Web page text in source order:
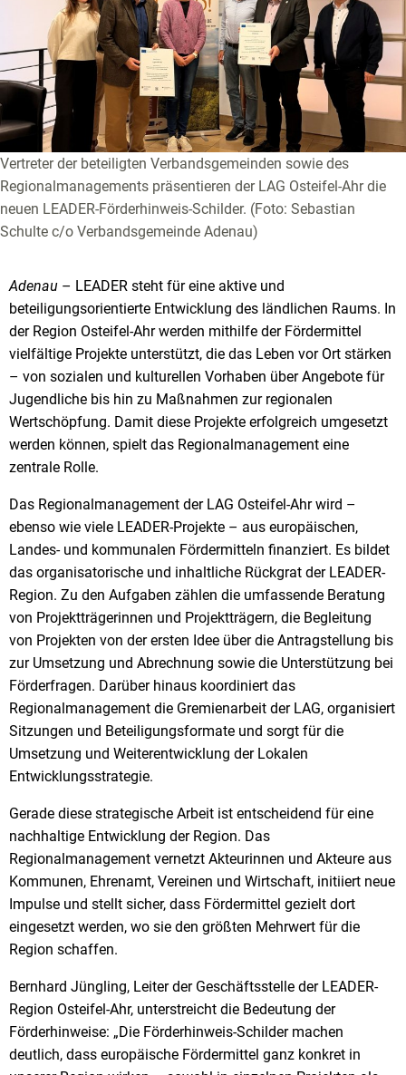
Vertreter der beteiligten Verbandsgemeinden sowie des
Regionalmanagements präsentieren der LAG Osteifel-Ahr die
neuen LEADER-Förderhinweis-Schilder. (Foto: Sebastian
Schulte c/o Verbandsgemeinde Adenau)
Adenau – LEADER steht für eine aktive und
beteiligungsorientierte Entwicklung des ländlichen Raums. In
der Region Osteifel-Ahr werden mithilfe der Fördermittel
vielfältige Projekte unterstützt, die das Leben vor Ort stärken
– von sozialen und kulturellen Vorhaben über Angebote für
Jugendliche bis hin zu Maßnahmen zur regionalen
Wertschöpfung. Damit diese Projekte erfolgreich umgesetzt
werden können, spielt das Regionalmanagement eine
zentrale Rolle.
Das Regionalmanagement der LAG Osteifel-Ahr wird –
ebenso wie viele LEADER-Projekte – aus europäischen,
Landes- und kommunalen Fördermitteln finanziert. Es bildet
das organisatorische und inhaltliche Rückgrat der LEADER-
Region. Zu den Aufgaben zählen die umfassende Beratung
von Projektträgerinnen und Projektträgern, die Begleitung
von Projekten von der ersten Idee über die Antragstellung bis
zur Umsetzung und Abrechnung sowie die Unterstützung bei
Förderfragen. Darüber hinaus koordiniert das
Regionalmanagement die Gremienarbeit der LAG, organisiert
Sitzungen und Beteiligungsformate und sorgt für die
Umsetzung und Weiterentwicklung der Lokalen
Entwicklungsstrategie.
Gerade diese strategische Arbeit ist entscheidend für eine
nachhaltige Entwicklung der Region. Das
Regionalmanagement vernetzt Akteurinnen und Akteure aus
Kommunen, Ehrenamt, Vereinen und Wirtschaft, initiiert neue
Impulse und stellt sicher, dass Fördermittel gezielt dort
eingesetzt werden, wo sie den größten Mehrwert für die
Region schaffen.
Bernhard Jüngling, Leiter der Geschäftsstelle der LEADER-
Region Osteifel-Ahr, unterstreicht die Bedeutung der
Förderhinweise: „Die Förderhinweis-Schilder machen
deutlich, dass europäische Fördermittel ganz konkret in